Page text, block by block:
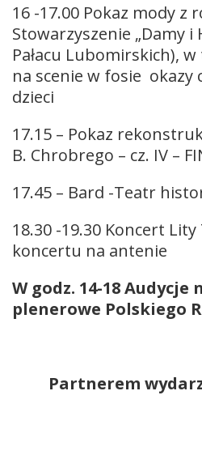
16 -17.00 Pokaz mody z
Stowarzyszenie „Damy i
Pałacu Lubomirskich),
na scenie w fosie okazy
dzieci
17.15 – Pokaz
B. Chrobrego – cz. IV –
17.45 – Bard -Teatr
18.30 -19.30 Koncert
koncertu na antenie
W godz. 14-18 Audycje
plenerowe Polskiego
Partnerem